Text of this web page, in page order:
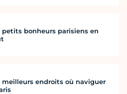
petits bonheurs parisiens en
meilleurs endroits où naviguer